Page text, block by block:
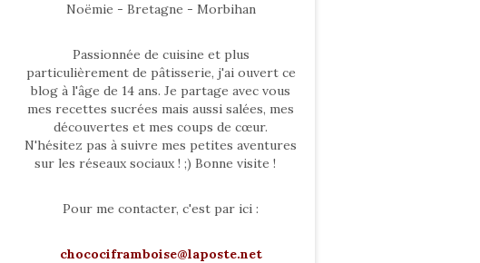
Noëmie - Bretagne - Morbihan
Passionnée de cuisine et plus
particulièrement de pâtisserie, j'ai ouvert ce
blog à l'âge de 14 ans. Je partage avec vous
mes recettes sucrées mais aussi salées, mes
découvertes et mes coups de cœur.
N'hésitez pas à suivre mes petites aventures
sur les réseaux sociaux ! ;) Bonne visite !
Pour me contacter, c'est par ici :
chocociframboise@laposte.net